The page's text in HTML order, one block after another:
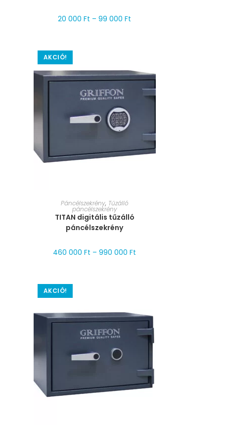
20 000Ft –99 000Ft
AKCIÓ!
MÉRET VÁLASZTÁSA
Páncélszekrény, Tűzálló
páncélszekrény
TITAN digitális tűzálló
páncélszekrény
460 000Ft –990 000Ft
AKCIÓ!